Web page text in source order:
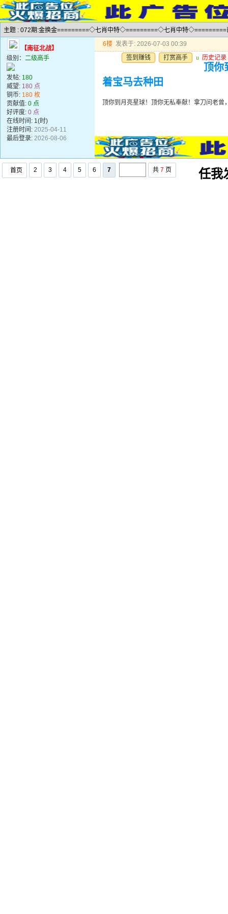
主题 : 072期:金换金=========◇七肖中特◇=========◇七肖中特◇=========
【南征北战】
级别： 二级高手
发帖: 180
威望: 180 点
铜币: 180 枚
贡献值: 0 点
好评度: 0 点
在线时间: 1(时)
注册时间: 2025-04-11
最后登录: 2026-08-06
6楼 发表于: 2026-07-03 00:39
签到赚钱
打赏高手 u 历史记录
顶你
着宝马去种田
顶你到月亮星球！顶你无私奉献！拿刀问老
首页 2 3 4 5 6 7 共 7 页 任我